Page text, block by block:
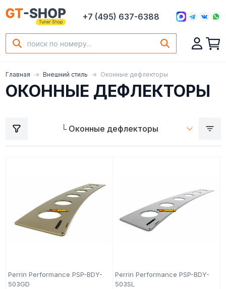
+7 (495) 637-6388
Главная Внешний стиль Оконные дефлекторы
ОКОННЫЕ ДЕФЛЕКТОРЫ
Perrin Performance PSP-BDY-
503GD
Perrin Performance PSP-BDY-
503SL